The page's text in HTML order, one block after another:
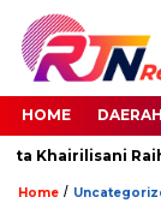
HOME DAERAH
Khairilisani Raih
Home /